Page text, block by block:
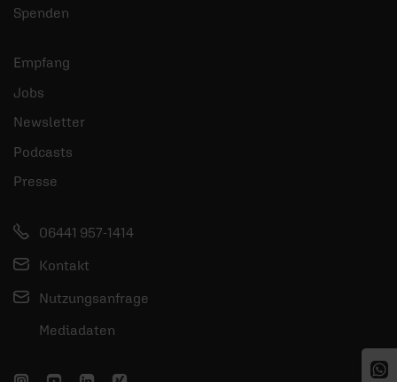
Spenden
Empfang
Jobs
Newsletter
Podcasts
Presse
06441 957-1414
Kontakt
Nutzungsanfrage
Mediadaten